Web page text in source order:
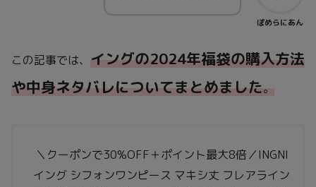
ぽめらにあん
この記事では、 イングの2024年福袋の購入方法
や中身ネタバレについてまとめました。
＼クーポンで30%OFF＋ポイント最大8倍／INGNI
イング シフォンワンピース マキシ丈 フレアライン